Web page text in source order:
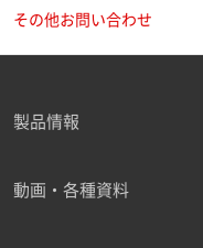
ご勤務先
その他お問い合わせ
製品情報
動画・各種資料